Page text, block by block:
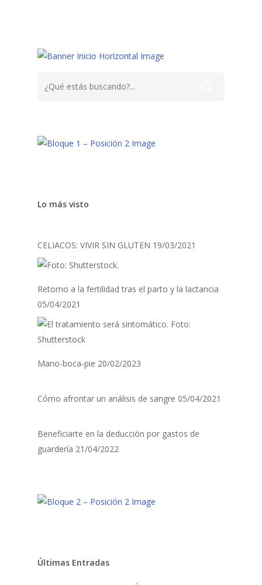
Lo más visto
CELIACOS: VIVIR SIN GLUTEN 19/03/2021
Retorno a la fertilidad tras el parto y la lactancia
05/04/2021
Mano-boca-pie 20/02/2023
Cómo afrontar un análisis de sangre 05/04/2021
Beneficiarte en la deducción por gastos de
guardería 21/04/2022
Últimas Entradas